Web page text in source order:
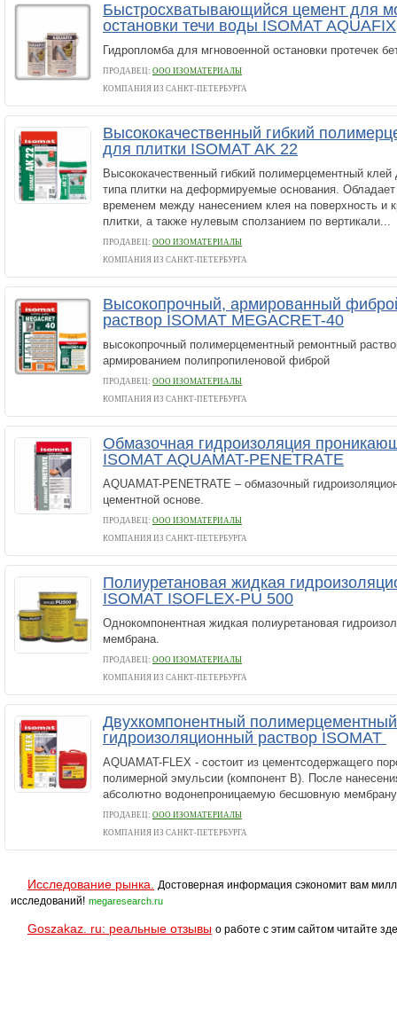
Быстросхватывающийся цемент для
остановки течи воды ISOMAT AQUAFIX
Гидропломба для мгновоенной остановки протечек
ПРОДАВЕЦ: ООО ИЗОМАТЕРИАЛЫ
КОМПАНИЯ ИЗ САНКТ-ПЕТЕРБУРГА
Высококачественный гибкий
для плитки ISOMAT AK 22
Высококачественный гибкий полимерцементный
типа плитки на деформируемые основания.
временем между нанесением клея на поверхность и
плитки, а также нулевым сползанием по вертикали...
ПРОДАВЕЦ: ООО ИЗОМАТЕРИАЛЫ
КОМПАНИЯ ИЗ САНКТ-ПЕТЕРБУРГА
Высокопрочный, армированный
раствор ISOMAT MEGACRET-40
высокопрочный полимерцементный ремонтный
армированием полипропиленовой фиброй
ПРОДАВЕЦ: ООО ИЗОМАТЕРИАЛЫ
КОМПАНИЯ ИЗ САНКТ-ПЕТЕРБУРГА
Обмазочная гидроизоляция
ISOMAT AQUAMAT-PENETRATE
AQUAMAT-PENETRATE – обмазочный
цементной основе.
ПРОДАВЕЦ: ООО ИЗОМАТЕРИАЛЫ
КОМПАНИЯ ИЗ САНКТ-ПЕТЕРБУРГА
Полиуретановая жидкая
ISOMAT ISOFLEX-PU 500
Однокомпонентная жидкая полиуретановая
мембрана.
ПРОДАВЕЦ: ООО ИЗОМАТЕРИАЛЫ
КОМПАНИЯ ИЗ САНКТ-ПЕТЕРБУРГА
Двухкомпонентный полимерцементный
гидроизоляционный раствор ISOMAT
AQUAMAT-FLEX - состоит из цементсодержащего
полимерной эмульсии (компонент B). После
абсолютно водонепроницаемую бесшовную
ПРОДАВЕЦ: ООО ИЗОМАТЕРИАЛЫ
КОМПАНИЯ ИЗ САНКТ-ПЕТЕРБУРГА
Исследование рынка.
Достоверная информация сэкономит вам
исследований! megaresearch.ru
Goszakaz. ru: реальные отзывы о работе с этим сайтом читайте